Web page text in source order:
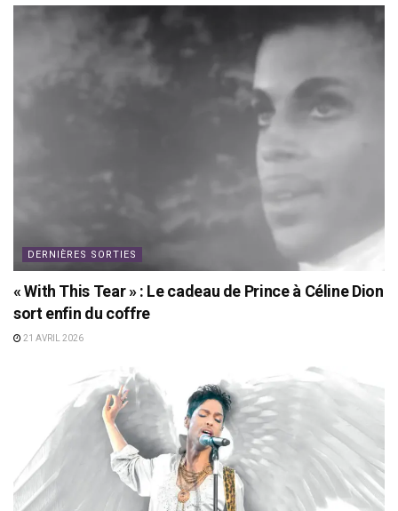
DERNIÈRES SORTIES
« With This Tear » : Le cadeau de Prince à Céline Dion
sort enfin du coffre
21 AVRIL 2026